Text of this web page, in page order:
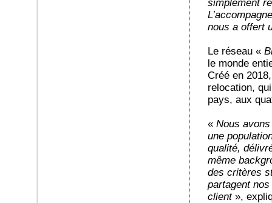
simplement
nous a offert
Le réseau «
le monde
Créé en
relocation,
pays, aux
« Nous
une
qualité,
même
des critères
partagent
client»,